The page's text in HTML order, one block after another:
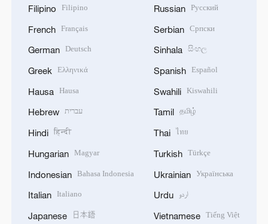
Filipino Filipino
French Français
German Deutsch
Greek Ελληνικά
Hausa Hausa
Hebrew עברית
Hindi हिन्दी
Hungarian Magyar
Indonesian Bahasa Indonesia
Italian Italiano
Japanese 日本語
Russian Русский
Serbian Српски
Sinhala සිංහල
Spanish Español
Swahili Kiswahili
Tamil தமிழ்
Thai ไทย
Turkish Türkçe
Ukrainian Українська
Urdu اردو
Vietnamese Tiếng Việt